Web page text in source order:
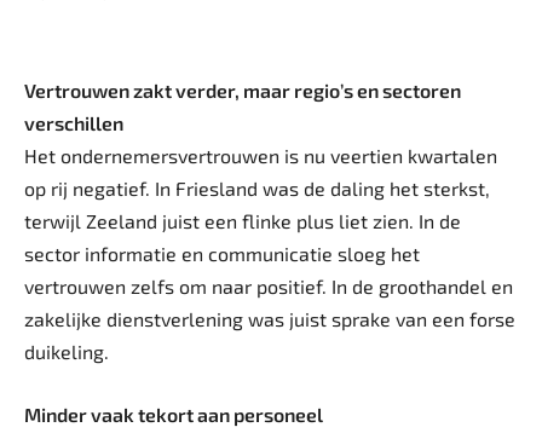
Vertrouwen zakt verder, maar regio’s en sectoren
verschillen
Het ondernemersvertrouwen is nu veertien kwartalen
op rij negatief. In Friesland was de daling het sterkst,
terwijl Zeeland juist een flinke plus liet zien. In de
sector informatie en communicatie sloeg het
vertrouwen zelfs om naar positief. In de groothandel en
zakelijke dienstverlening was juist sprake van een forse
duikeling.
Minder vaak tekort aan personeel